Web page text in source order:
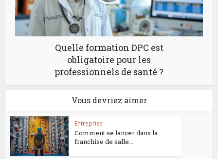
Quelle formation DPC est
obligatoire pour les
professionnels de santé ?
Vous devriez aimer
Entreprise
Comment se lancer dans la
franchise de salle...